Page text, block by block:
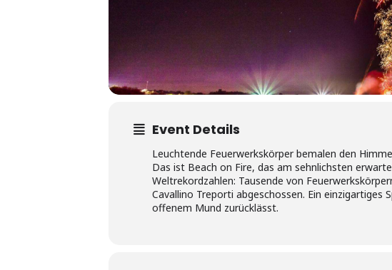
Event Details
Leuchtende Feuerwerkskörper bemalen den
Das ist Beach on Fire, das am sehnlichsten
Weltrekordzahlen: Tausende von
Cavallino Treporti abgeschossen. Ein einzigartiges
offenem Mund zurücklässt.